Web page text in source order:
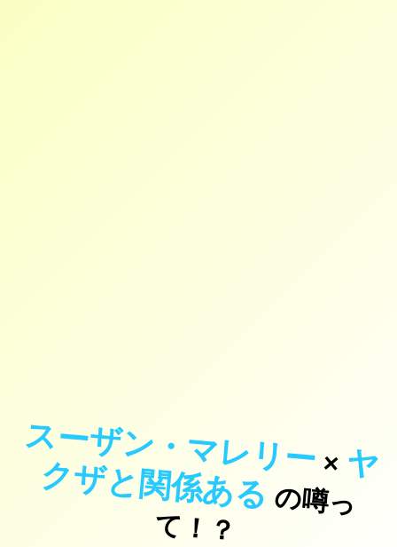
スーザン・マレリー× ヤ
ク ザ
と
関
係
あ
るの
噂
っ
て
！
？